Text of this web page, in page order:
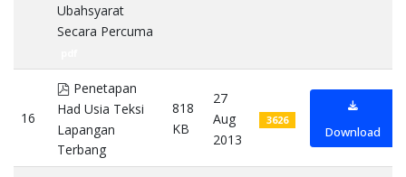
Ubahsyarat
Secara Percuma
16
pdf
Penetapan
Had Usia Teksi
Lapangan
Terbang
818
KB
27
Aug
2013
3626
Download